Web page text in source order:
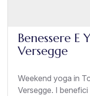
Benessere E
Versegge
Weekend yoga in
Versegge. I